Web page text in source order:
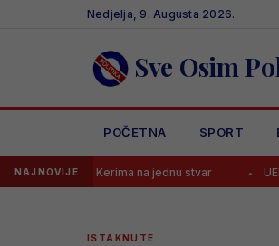
Nedjelja, 9. Augusta 2026.
Sve Osim
POČETNA SPORT
NAJNOVIJE
Kerima na jednu stvar UEFA drastično
ISTAKNUTE